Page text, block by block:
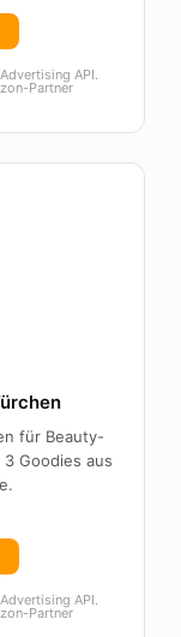
API.
Partner
für Beauty-
Goodies aus
API.
Partner